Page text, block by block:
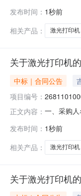
州市章贡
发布时间： 1秒前
相关产品：
激光打印机
关于激光打印机
中标｜合同公告
项目编号：
正文内容： 一、采购
印机京瓷/
发布时间： 1秒前
相关产品：
激光打印机
关于激光打印机